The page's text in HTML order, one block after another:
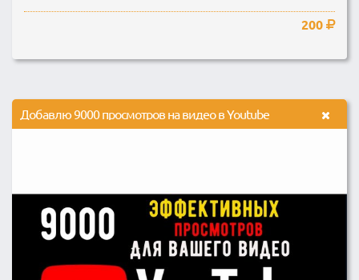
200
Добавлю 9000 просмотров на видео в Youtube